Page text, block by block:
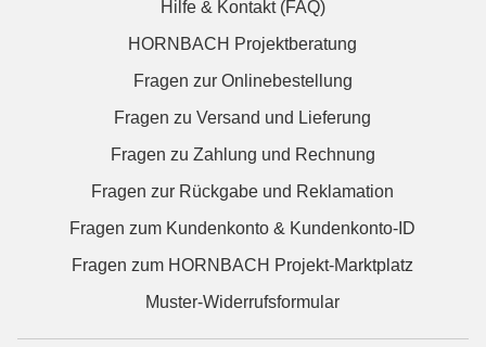
Hilfe & Kontakt (FAQ)
HORNBACH Projektberatung
Fragen zur Onlinebestellung
Fragen zu Versand und Lieferung
Fragen zu Zahlung und Rechnung
Fragen zur Rückgabe und Reklamation
Fragen zum Kundenkonto & Kundenkonto-ID
Fragen zum HORNBACH Projekt-Marktplatz
Muster-Widerrufsformular